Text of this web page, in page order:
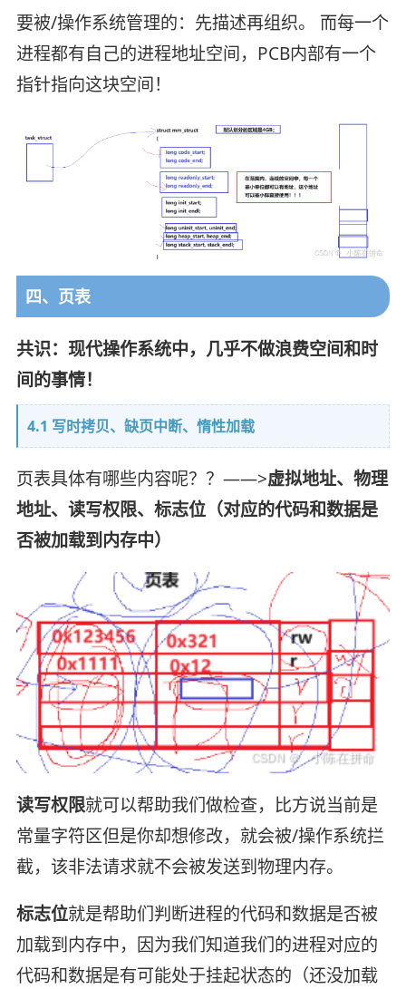
要被/操作系统管理的：先描述再组织。 而每一个
进程都有自己的进程地址空间，PCB内部有一个
指针指向这块空间！
四、页表
共识：现代操作系统中，几乎不做浪费空间和时
间的事情！
4.1 写时拷贝、缺页中断、惰性加载
页表具体有哪些内容呢？？——>虚拟地址、物理
地址、读写权限、标志位（对应的代码和数据是
否被加载到内存中）
读写权限就可以帮助我们做检查，比方说当前是
常量字符区但是你却想修改，就会被/操作系统拦
截，该非法请求就不会被发送到物理内存。
标志位就是帮助们判断进程的代码和数据是否被
加载到内存中，因为我们知道我们的进程对应的
代码和数据是有可能处于挂起状态的（还没加载